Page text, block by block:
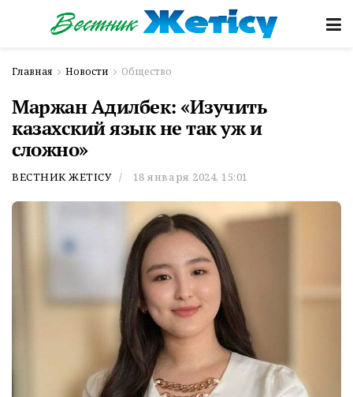
Главная Новости Общество
Маржан Адилбек: «Изучить
казахский язык не так уж и
сложно»
ВЕСТНИК ЖЕТІСУ 18 января 2024, 15:01